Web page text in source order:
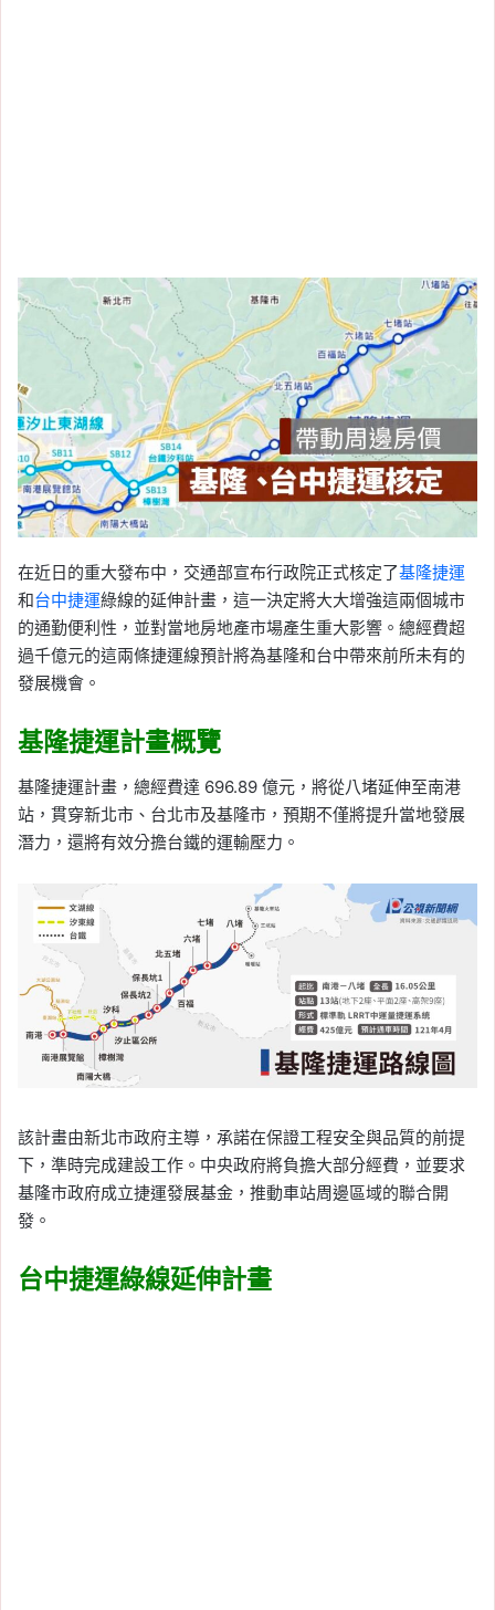
在近日的重大發布中，交通部宣布行政院正式核定了基隆捷運
和台中捷運綠線的延伸計畫，這一決定將大大增強這兩個城市
的通勤便利性，並對當地房地產市場產生重大影響。總經費超
過千億元的這兩條捷運線預計將為基隆和台中帶來前所未有的
發展機會。
基隆捷運計畫概覽
基隆捷運計畫，總經費達 696.89 億元，將從八堵延伸至南港
站，貫穿新北市、台北市及基隆市，預期不僅將提升當地發展
潛力，還將有效分擔台鐵的運輸壓力。
該計畫由新北市政府主導，承諾在保證工程安全與品質的前提
下，準時完成建設工作。中央政府將負擔大部分經費，並要求
基隆市政府成立捷運發展基金，推動車站周邊區域的聯合開
發。
台中捷運綠線延伸計畫